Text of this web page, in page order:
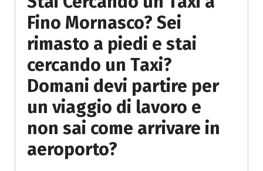
Fino Mornasco? Sei
rimasto a piedi e stai
cercando un Taxi?
Domani devi partire per
un viaggio di lavoro e
non sai come arrivare in
aeroporto?